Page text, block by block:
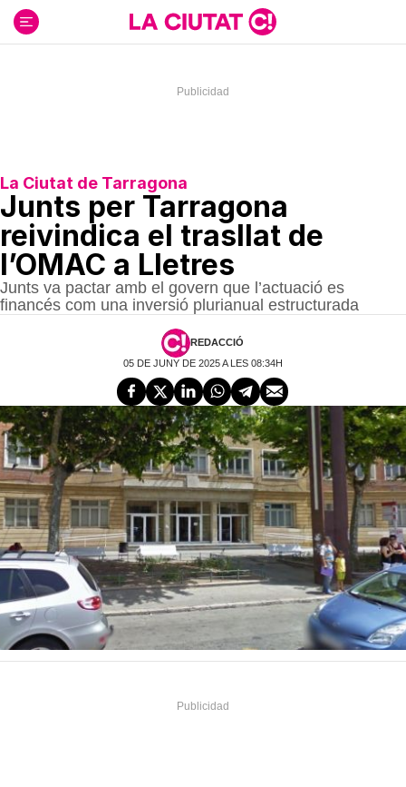
contenido
La Ciutat de Tarragona
Junts per Tarragona
reivindica el trasllat de
l’OMAC a Lletres
Junts va pactar amb el govern que l’actuació es
financés com una inversió plurianual estructurada
REDACCIÓ
05 DE JUNY DE 2025 A LES 08:34H